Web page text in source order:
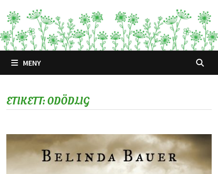
till
innehåll
MENY
ETIKETT:ODÖDLIG